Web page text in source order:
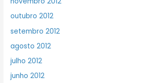
outubro 2012
setembro 2012
agosto 2012
julho 2012
junho 2012